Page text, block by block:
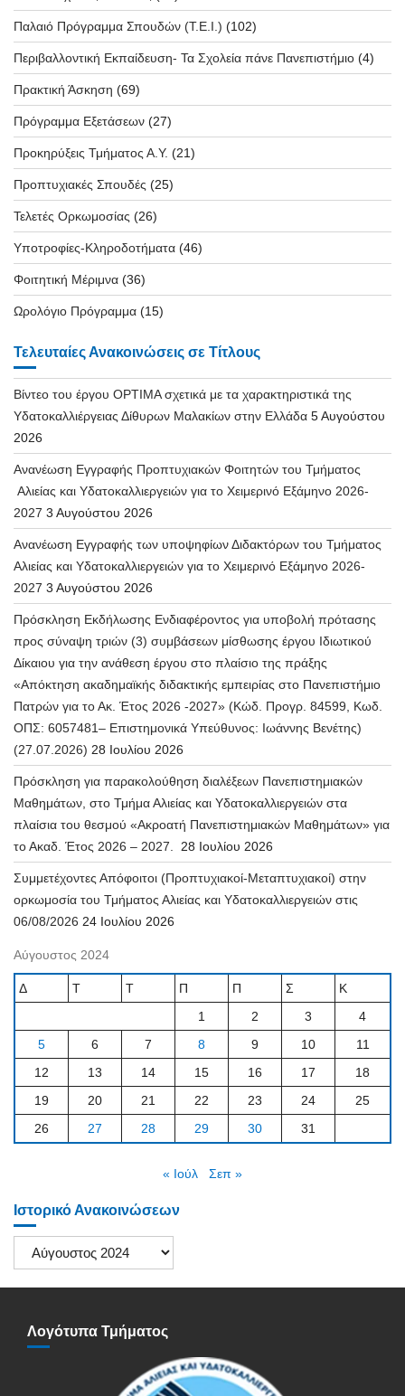
Παλαιό Πρόγραμμα Σπουδών (T.E.I.) (102)
Περιβαλλοντική Εκπαίδευση- Τα Σχολεία πάνε Πανεπιστήμιο (4)
Πρακτική Άσκηση (69)
Πρόγραμμα Εξετάσεων (27)
Προκηρύξεις Τμήματος Α.Υ. (21)
Προπτυχιακές Σπουδές (25)
Τελετές Ορκωμοσίας (26)
Υποτροφίες-Κληροδοτήματα (46)
Φοιτητική Μέριμνα (36)
Ωρολόγιο Πρόγραμμα (15)
Τελευταίες Ανακοινώσεις σε Τίτλους
Βίντεο του έργου OPTIMA σχετικά με τα χαρακτηριστικά της
Υδατοκαλλιέργειας Δίθυρων Μαλακίων στην Ελλάδα 5 Αυγούστου
2026
Ανανέωση Εγγραφής Προπτυχιακών Φοιτητών του Τμήματος
Αλιείας και Υδατοκαλλιεργειών για το Χειμερινό Εξάμηνο 2026-
2027 3 Αυγούστου 2026
Ανανέωση Εγγραφής των υποψηφίων Διδακτόρων του Τμήματος
Αλιείας και Υδατοκαλλιεργειών για το Χειμερινό Εξάμηνο 2026-
2027 3 Αυγούστου 2026
Πρόσκληση Εκδήλωσης Ενδιαφέροντος για υποβολή πρότασης
προς σύναψη τριών (3) συμβάσεων μίσθωσης έργου Ιδιωτικού
Δίκαιου για την ανάθεση έργου στο πλαίσιο της πράξης
«Απόκτηση ακαδημαϊκής διδακτικής εμπειρίας στο Πανεπιστήμιο
Πατρών για το Ακ. Έτος 2026 -2027» (Κώδ. Προγρ. 84599, Κωδ.
ΟΠΣ: 6057481– Επιστημονικά Υπεύθυνος: Ιωάννης Βενέτης)
(27.07.2026) 28 Ιουλίου 2026
Πρόσκληση για παρακολούθηση διαλέξεων Πανεπιστημιακών
Μαθημάτων, στο Τμήμα Αλιείας και Υδατοκαλλιεργειών στα
πλαίσια του θεσμού «Ακροατή Πανεπιστημιακών Μαθημάτων» για
το Ακαδ. Έτος 2026 – 2027.
28 Ιουλίου 2026
Συμμετέχοντες Απόφοιτοι (Προπτυχιακοί-Μεταπτυχιακοί) στην
ορκωμοσία του Τμήματος Αλιείας και Υδατοκαλλιεργειών στις
06/08/2026 24 Ιουλίου 2026
Αύγουστος 2024
Δ Τ Τ Π Π Σ
Κ
1
2 3
4
5
6 7 8 9 10
11
12
13 14 15 16 17
18
19
20 21 22 23 24
25
26
27 28 29 30 31
« Ιούλ Σεπ »
Ιστορικό Ανακοινώσεων
Ιστορικό
Ανακοινώσεων
Λογότυπα Τμήματος